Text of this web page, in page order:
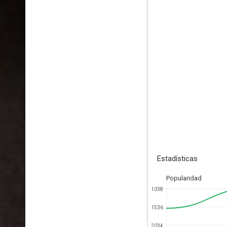
Estadísticas
Popularidad
1038
1536
2034